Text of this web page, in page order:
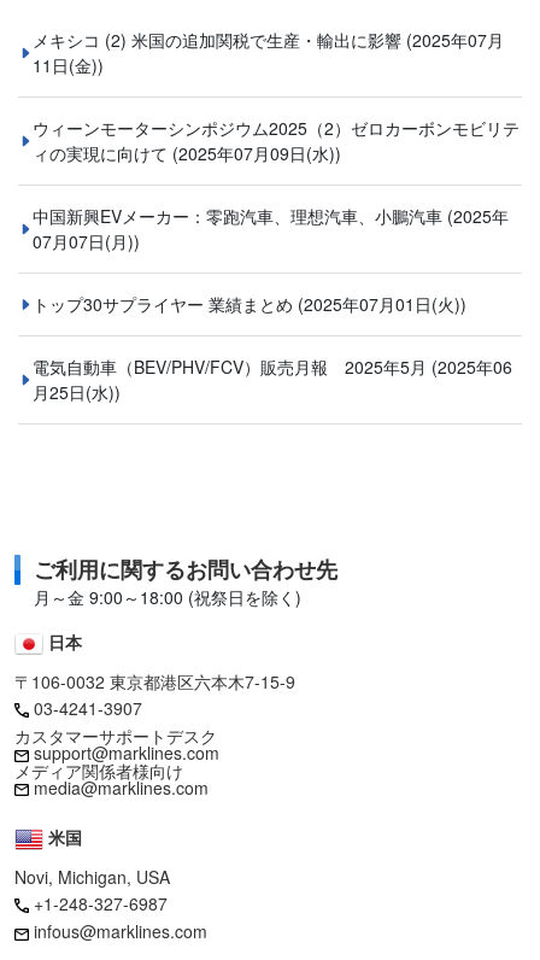
メキシコ (2) 米国の追加関税で生産・輸出に影響 (2025年07月
11日(金))
ウィーンモーターシンポジウム2025（2）ゼロカーボンモビリテ
ィの実現に向けて (2025年07月09日(水))
中国新興EVメーカー：零跑汽車、理想汽車、小鵬汽車 (2025年
07月07日(月))
トップ30サプライヤー 業績まとめ (2025年07月01日(火))
電気自動車（BEV/PHV/FCV）販売月報 2025年5月 (2025年06
月25日(水))
ご利用に関するお問い合わせ先
月～金 9:00～18:00 (祝祭日を除く)
日本
〒106-0032 東京都港区六本木7-15-9
03-4241-3907
カスタマーサポートデスク
support@marklines.com
メディア関係者様向け
media@marklines.com
米国
Novi, Michigan, USA
+1-248-327-6987
infous@marklines.com